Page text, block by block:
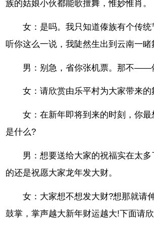
族的姑娘小伙都能歌擅舞，惟妙惟肖。
女：是吗。我只知道傣族有个传
听你这么一说，我陡然生出到云南一睹
男：别急，省你张机票。那不——
女：请欣赏由乐平村为大家带来的
女：在新年即将到来的时刻，你
是什么?
男：想要送给大家的祝福实在太
的还是祝愿大家龙年发大财。
女：大家想不想发大财?想那就请
鼓掌，掌声越大新年财运越大!下面请